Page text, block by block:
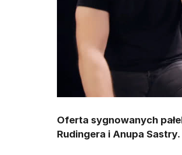
Oferta sygnowanych
Rudingera i Anupa Sastry.